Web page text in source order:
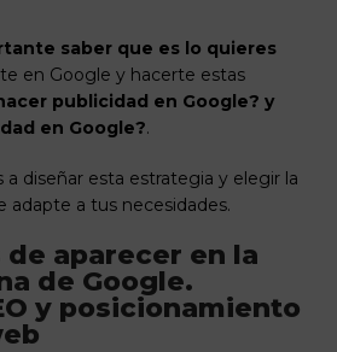
saber que es lo quieres
en Google y hacerte estas
publicidad en Google? y
en Google?.
diseñar esta estrategia y elegir la
adapte a tus necesidades.
aparecer en la
de Google.
y posicionamiento